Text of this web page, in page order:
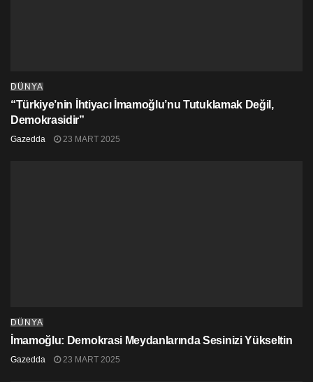
DÜNYA
“Türkiye’nin İhtiyacı İmamoğlu’nu Tutuklamak Değil,
Demokrasidir”
Gazedda 23 MART 2025
DÜNYA
İmamoğlu: Demokrasi Meydanlarında Sesinizi Yükseltin
Gazedda 23 MART 2025